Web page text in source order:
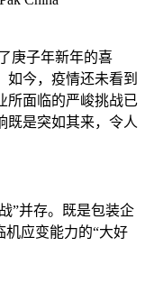
庚子年新年的喜
如今，疫情还未看到
所面临的严峻挑战已
既是突如其来，令人
”并存。既是包装企
机应变能力的“大好